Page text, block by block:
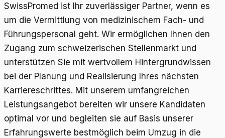
SwissPromed ist Ihr zuverlässiger Partner, wenn es
um die Vermittlung von medizinischem Fach- und
Führungspersonal geht. Wir ermöglichen Ihnen den
Zugang zum schweizerischen Stellenmarkt und
unterstützen Sie mit wertvollem Hintergrundwissen
bei der Planung und Realisierung Ihres nächsten
Karriereschrittes. Mit unserem umfangreichen
Leistungsangebot bereiten wir unsere Kandidaten
optimal vor und begleiten sie auf Basis unserer
Erfahrungswerte bestmöglich beim Umzug in die